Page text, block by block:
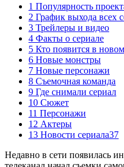
1 Популярность
2 График выхода всех
3 Трейлеры и видео
4 Факты о сериале
5 Кто появится в
6 Новые монстры
7 Новые персонажи
8 Съемочная команда
9 Где снимали сериал
10 Сюжет
11 Персонажи
12 Актеры
13 Новости сериала37
Недавно в сети появилась